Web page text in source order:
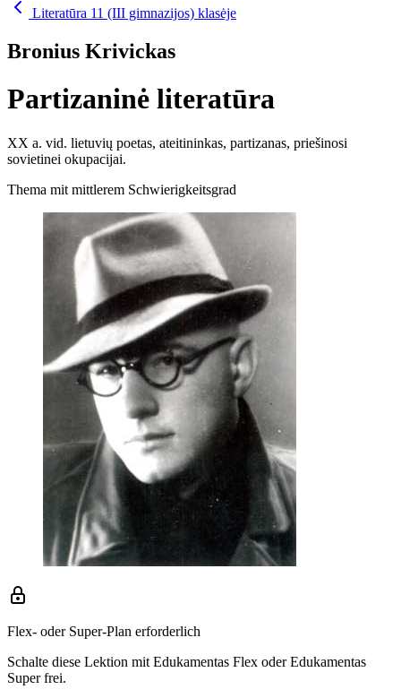
Literatūra 11 (III gimnazijos) klasėje
Bronius Krivickas
Partizaninė literatūra
XX a. vid. lietuvių poetas, ateitininkas, partizanas, priešinosi
sovietinei okupacijai.
Thema mit mittlerem Schwierigkeitsgrad
Flex- oder Super-Plan erforderlich
Schalte diese Lektion mit Edukamentas Flex oder Edukamentas
Super frei.